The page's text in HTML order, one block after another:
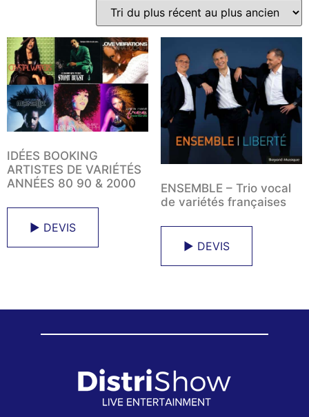
IDÉES BOOKING
ARTISTES DE VARIÉTÉS
ANNÉES 80 90 & 2000
► DEVIS
ENSEMBLE – Trio vocal
de variétés françaises
► DEVIS